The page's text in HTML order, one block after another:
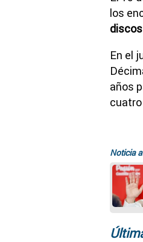
los
En el
años
Noticia